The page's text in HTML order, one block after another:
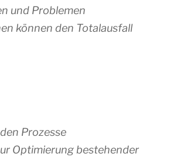
und Problemen
können den Totalausfall
Prozesse
Optimierung bestehender